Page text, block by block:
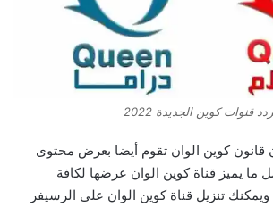
قنوات كوين الجديدة 2022
قانون كوين الوان تقوم أيضا بعرض محتوى
ما يميز قناة كوين الوان عرضها لكافة
تنزيل قناة كوين الوان على الرسيفر